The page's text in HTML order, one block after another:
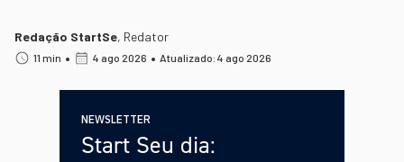
Redação StartSe, Redator
11 min • 4 ago 2026 • Atualizado: 4 ago 2026
NEWSLETTER
Start Seu dia: